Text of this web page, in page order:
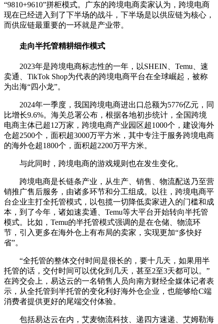
“9810+9610”拼柜模式。广东的跨境电商卖家认为，跨境电商
现在已经进入到了下半场的战斗，下半场是以供应链为核心，
而供应链最重要的一环就是产业带。
走向半托管精耕细作模式
2023年是跨境电商标志性的一年，以SHEIN、Temu、速
卖通、TikTok Shop为代表的跨境电商平台在全球崛起，被称
为出海“四小龙”。
2024年一季度，我国跨境电商进出口总额为5776亿元，同
比增长9.6%。海关总署公布，根据各地初步统计，全国跨境
电商主体已超12万家，跨境电商产业园区超1000个，建设海外
仓超2500个，面积超3000万平方米，其中专注于服务跨境电商
的海外仓超1800个，面积超2200万平方米。
与此同时，跨境电商的游戏规则也在发生变化。
跨境电商是长链条产业，从生产、销售、物流配送乃至营
销推广售后服务，由诸多环节和分工组成。以往，跨境电商平
台企业主打全托管模式，以包揽一切降低卖家进入的门槛和成
本，到了今年，诸如速卖通、Temu等大平台开始转向半托管
模式。比如，Temu的半托管模式强调的是在仓储、物流环
节，引入更多在海外仓上有布局的卖家，实现更加“多快好
省”。
“全托管的整体交付时间是很长的，要十几天，如果用半
托管的话，交付时间可以优化到几天，甚至2至3天都可以。”
在跨交会上，易达云的一名销售人员向南方财经全媒体记者表
示，从全托管到半托管的变化利好海外仓企业，也能够给C端
消费者提供更好的尾端交付体验。
包括易达云在内，艾麦物流科技、递四方速递、艾姆勒海